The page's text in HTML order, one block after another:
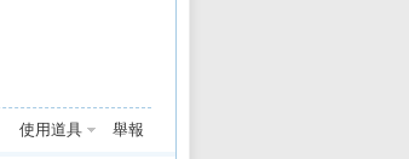
使用道具 舉報